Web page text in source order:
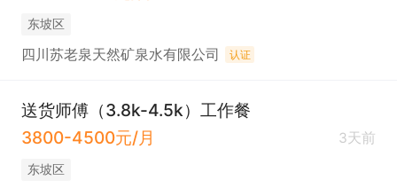
东坡区
四川苏老泉天然矿泉水有限公司 认证
送货师傅（3.8k-4.5k）工作餐
3800-4500元/月
3天前
东坡区